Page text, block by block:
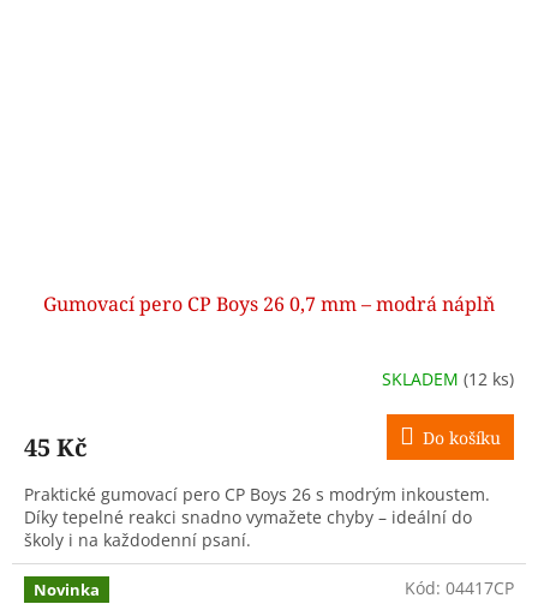
Gumovací pero CP Boys 26 0,7 mm – modrá náplň
SKLADEM (12 ks)
45 Kč Do košíku
Praktické gumovací pero CP Boys 26 s modrým inkoustem.
Díky tepelné reakci snadno vymažete chyby – ideální do
školy i na každodenní psaní.
Novinka Kód: 04417CP